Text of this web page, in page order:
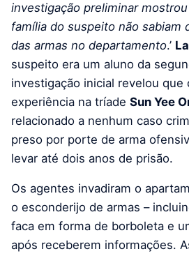
investigação preliminar
família do suspeito não sabiam
das armas no departamento.’
suspeito era um aluno da
investigação inicial revelou
experiência na tríade Sun Yee
relacionado a nenhum caso
preso por porte de arma
levar até dois anos de prisão.
Os agentes invadiram o
o esconderijo de armas –
faca em forma de borboleta e
após receberem informações.